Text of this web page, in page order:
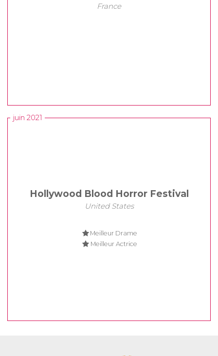
France
juin 2021
Hollywood Blood Horror Festival
United States
Meilleur Drame
Meilleur Actrice